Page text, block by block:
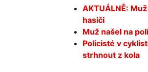
AKTUÁLNĚ:
hasiči
Muž našel na
Policisté v
strhnout z kola